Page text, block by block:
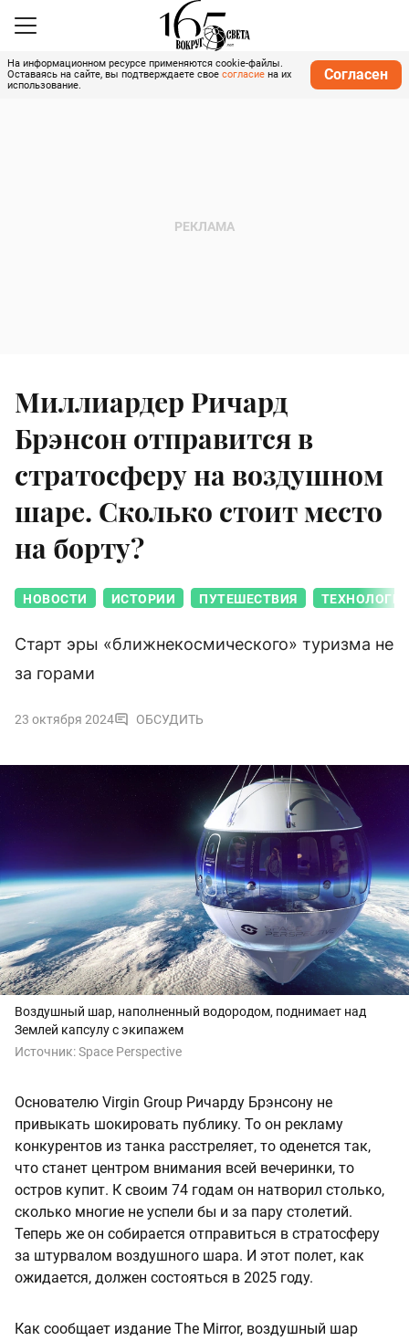
На информационном ресурсе применяются cookie-файлы.
Оставаясь на сайте, вы подтверждаете свое согласие на их
использование.
Согласен
Миллиардер Ричард
Брэнсон отправится в
стратосферу на воздушном
шаре. Сколько стоит место
на борту?
НОВОСТИ ИСТОРИИ ПУТЕШЕСТВИЯ
Старт эры «ближнекосмического» туризма не
за горами
23 октября 2024 ОБСУДИТЬ
Воздушный шар, наполненный водородом, поднимает над
Землей капсулу с экипажем
Источник:Space Perspective
Основателю Virgin Group Ричарду Брэнсону не
привыкать шокировать публику. То он рекламу
конкурентов из танка расстреляет, то оденется так,
что станет центром внимания всей вечеринки, то
остров купит. К своим 74 годам он натворил столько,
сколько многие не успели бы и за пару столетий.
Теперь же он собирается отправиться в стратосферу
за штурвалом воздушного шара. И этот полет, как
ожидается, должен состояться в 2025 году.
Как сообщает издание The Mirror, воздушный шар